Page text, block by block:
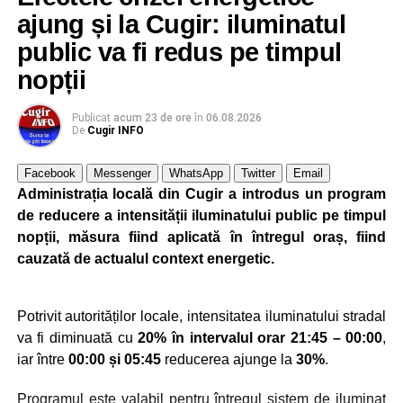
ajung și la Cugir: iluminatul
public va fi redus pe timpul
nopții
Publicat acum 23 de ore în 06.08.2026
De Cugir INFO
Facebook Messenger WhatsApp Twitter Email
Administrația locală din Cugir a introdus un program
de reducere a intensității iluminatului public pe timpul
nopții, măsura fiind aplicată în întregul oraș, fiind
cauzată de actualul context energetic.
Potrivit autorităților locale, intensitatea iluminatului stradal
va fi diminuată cu20% în intervalul orar 21:45 – 00:00,
iar între 00:00 și 05:45reducerea ajunge la 30%.
Programul este valabil pentru întregul sistem de iluminat